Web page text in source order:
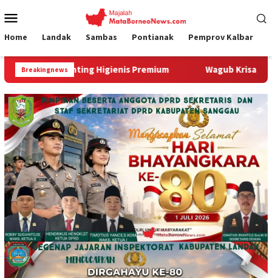
ke
Mobile
Home Landak Sambas Pontianak Pemprov Kalbar
Breakingnews
Higienis Premium Wagub Krisantus Kedatangan